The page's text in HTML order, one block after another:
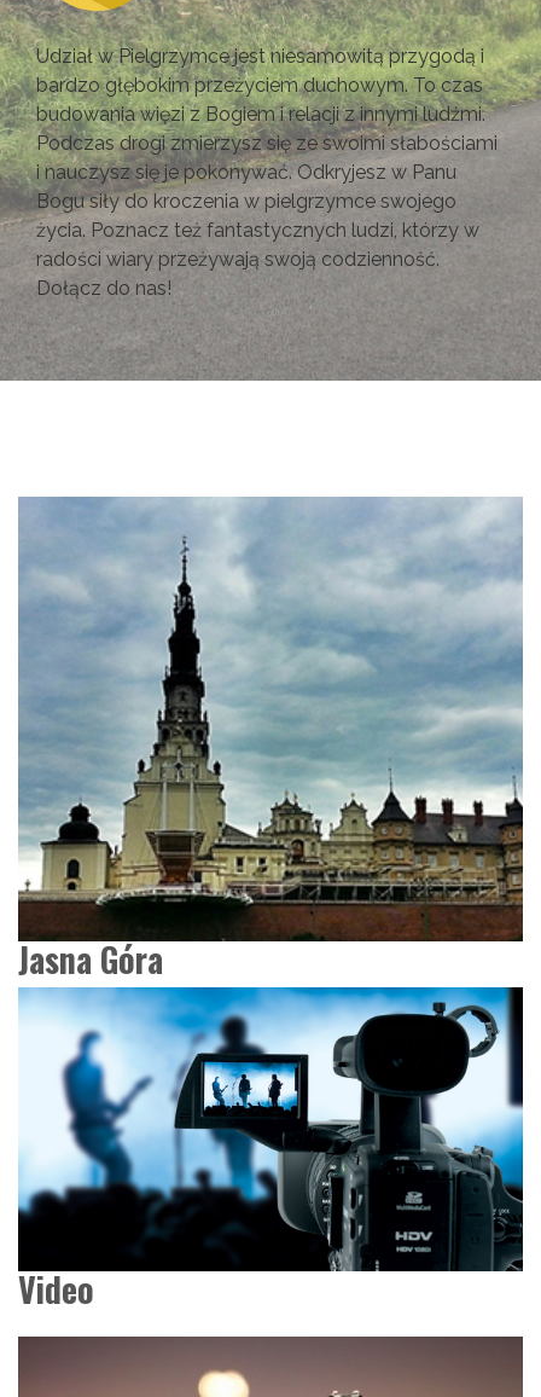
Udział w Pielgrzymce jest niesamowitą przygodą i
bardzo głębokim przeżyciem duchowym. To czas
budowania więzi z Bogiem i relacji z innymi ludźmi.
Podczas drogi zmierzysz się ze swoimi słabościami
i nauczysz się je pokonywać. Odkryjesz w Panu
Bogu siły do kroczenia w pielgrzymce swojego
życia. Poznacz też fantastycznych ludzi, którzy w
radości wiary przeżywają swoją codzienność.
Dołącz do nas!
Jasna Góra
Video